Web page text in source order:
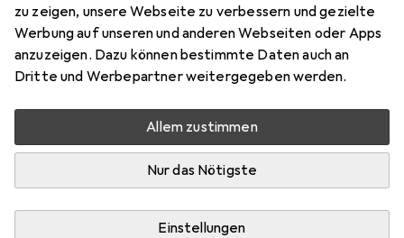
zu zeigen, unsere Webseite zu verbessern und gezielte
Werbung auf unseren und anderen Webseiten oder Apps
anzuzeigen. Dazu können bestimmte Daten auch an
Dritte und Werbepartner weitergegeben werden.
Allem zustimmen
Nur das Nötigste
Einstellungen
2
Bewertungen Marke
Mehr von Werkstarck
Zwischen Do, 13.8. und Di, 18.8. geliefert
Lieferort angeben für genaue Lieferzeit
In den Warenkorb